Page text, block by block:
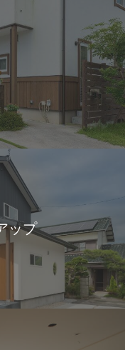
ップ